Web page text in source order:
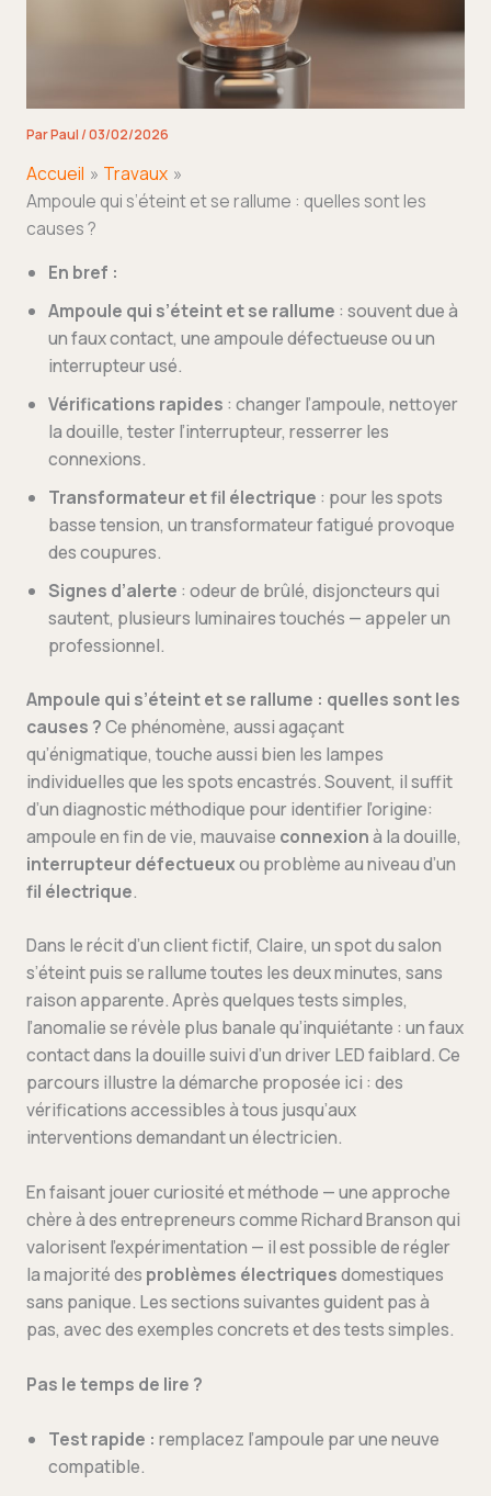
ParPaul/03/02/2026
Accueil
Travaux
Ampoule qui s’éteint et se rallume : quelles sont les
causes ?
En bref :
Ampoule qui s’éteint et se rallume : souvent due à
un faux contact, une ampoule défectueuse ou un
interrupteur usé.
Vérifications rapides : changer l’ampoule, nettoyer
la douille, tester l’interrupteur, resserrer les
connexions.
Transformateur et fil électrique : pour les spots
basse tension, un transformateur fatigué provoque
des coupures.
Signes d’alerte : odeur de brûlé, disjoncteurs qui
sautent, plusieurs luminaires touchés — appeler un
professionnel.
Ampoule qui s’éteint et se rallume : quelles sont les
causes ?Ce phénomène, aussi agaçant
qu’énigmatique, touche aussi bien les lampes
individuelles que les spots encastrés. Souvent, il suffit
d’un diagnostic méthodique pour identifier l’origine:
ampoule en fin de vie, mauvaise connexionà la douille,
interrupteur défectueuxou problème au niveau d’un
fil électrique.
Dans le récit d’un client fictif, Claire, un spot du salon
s’éteint puis se rallume toutes les deux minutes, sans
raison apparente. Après quelques tests simples,
l’anomalie se révèle plus banale qu’inquiétante : un faux
contact dans la douille suivi d’un driver LED faiblard. Ce
parcours illustre la démarche proposée ici : des
vérifications accessibles à tous jusqu’aux
interventions demandant un électricien.
En faisant jouer curiosité et méthode — une approche
chère à des entrepreneurs comme Richard Branson qui
valorisent l’expérimentation — il est possible de régler
la majorité des problèmes électriquesdomestiques
sans panique. Les sections suivantes guident pas à
pas, avec des exemples concrets et des tests simples.
Pas le temps de lire ?
Test rapide : remplacez l’ampoule par une neuve
compatible.